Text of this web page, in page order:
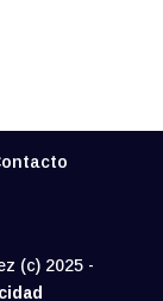
(c) 2025 -